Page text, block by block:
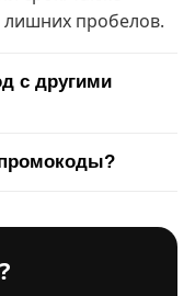
лишних пробелов.
с другими